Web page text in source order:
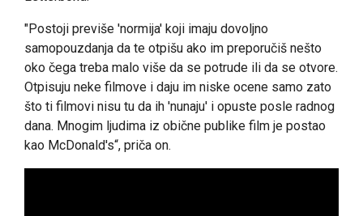
"Postoji previše 'normija' koji imaju dovoljno
samopouzdanja da te otpišu ako im preporučiš nešto
oko čega treba malo više da se potrude ili da se otvore.
Otpisuju neke filmove i daju im niske ocene samo zato
što ti filmovi nisu tu da ih 'nunaju' i opuste posle radnog
dana. Mnogim ljudima iz obične publike film je postao
kao McDonald's“, priča on.